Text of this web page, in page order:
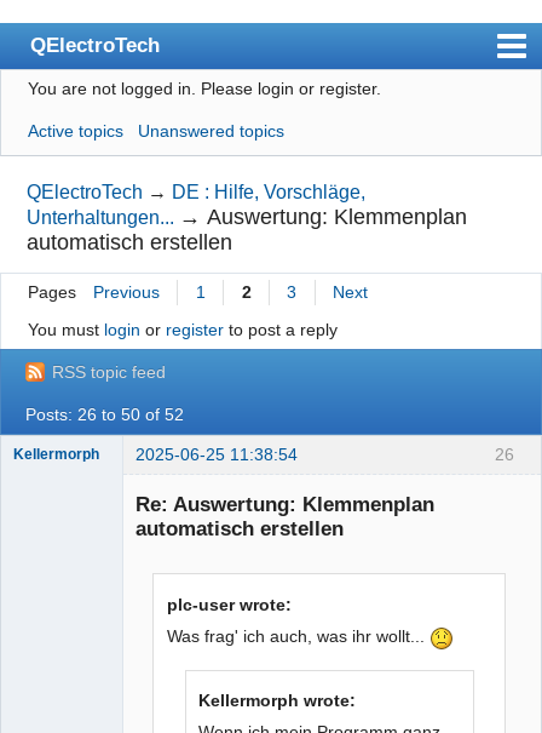
QElectroTech
Index
User list
Search
Register
Login
Wiki
BugTracker
Videos
Manual 0.8_cs
Google_Search
You are not logged in. Please login or register.
Active topics Unanswered topics
QElectroTech → DE : Hilfe, Vorschläge,
Unterhaltungen... →Auswertung: Klemmenplan
automatisch erstellen
Pages Previous 1 2 3
Next
You must login or registerto post a reply
RSS topic feed
Posts: 26 to 50 of 52
26
Kellermorph 2025-06-25 11:38:54
Re: Auswertung: Klemmenplan
automatisch erstellen
plc-user wrote:
Was frag' ich auch, was ihr wollt...
Kellermorph wrote: